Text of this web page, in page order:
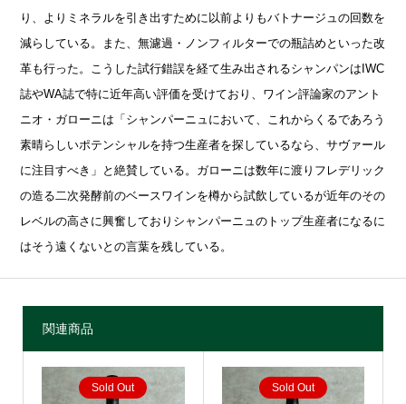
り、よりミネラルを引き出すために以前よりもバトナージュの回数を
減らしている。また、無濾過・ノンフィルターでの瓶詰めといった改
革も行った。こうした試行錯誤を経て生み出されるシャンパンはIWC
誌やWA誌で特に近年高い評価を受けており、ワイン評論家のアント
ニオ・ガローニは「シャンパーニュにおいて、これからくるであろう
素晴らしいポテンシャルを持つ生産者を探しているなら、サヴァール
に注目すべき」と絶賛している。ガローニは数年に渡りフレデリック
の造る二次発酵前のベースワインを樽から試飲しているが近年のその
レベルの高さに興奮しておりシャンパーニュのトップ生産者になるに
はそう遠くないとの言葉を残している。
関連商品
Sold Out Sold Out